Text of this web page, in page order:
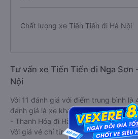
Chất lượng xe Tiến Tiến đi Hà Nội
Tư vấn xe Tiến Tiến đi Nga Sơn
Nội
Với 11 đánh giá với điểm trung bình
đánh giá là xe khách có chất lượng
- Thanh Hóa đi Hà Nội dựa trên trải
Với giá vé chỉ từ 150000 đ và các